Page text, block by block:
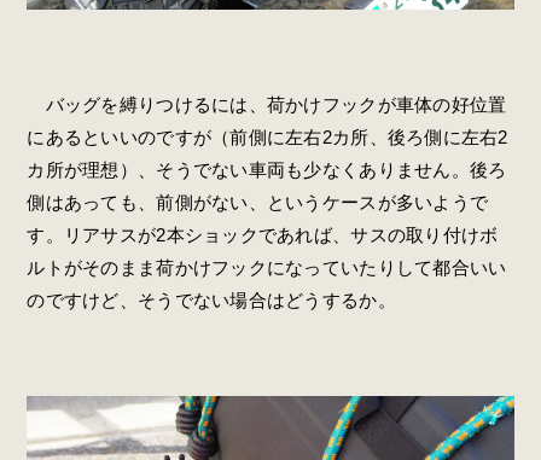
バッグを縛りつけるには、荷かけフックが車体の好位置
にあるといいのですが（前側に左右2カ所、後ろ側に左右2
カ所が理想）、そうでない車両も少なくありません。後ろ
側はあっても、前側がない、というケースが多いようで
す。リアサスが2本ショックであれば、サスの取り付けボ
ルトがそのまま荷かけフックになっていたりして都合いい
のですけど、そうでない場合はどうするか。